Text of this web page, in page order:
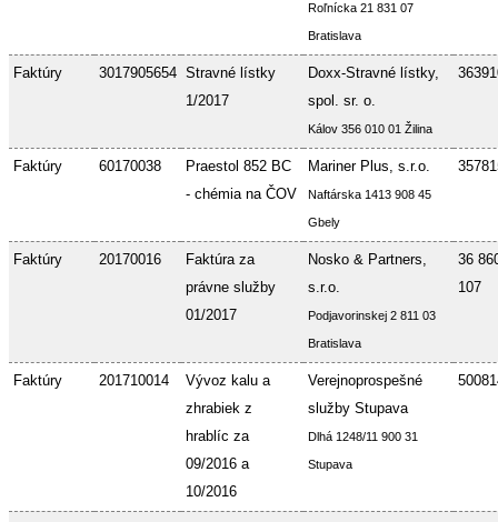
Roľnícka 21 831 07
Bratislava
Faktúry 3017905654 Stravné lístky
1/2017
Doxx-Stravné lístky,
spol. sr. o.
Kálov 356 010 01 Žilina
Faktúry 60170038
Praestol 852 BC
- chémia na ČOV
Mariner Plus, s.r.o.
Naftárska 1413 908 45
Gbely
Faktúry 20170016
Faktúra za
právne služby
01/2017
Nosko & Partners,
s.r.o.
Podjavorinskej 2 811 03
Bratislava
36
107
Faktúry 201710014
Vývoz kalu a
zhrabiek z
hrablíc za
09/2016 a
10/2016
Verejnoprospešné
služby Stupava
Dlhá 1248/11 900 31
Stupava